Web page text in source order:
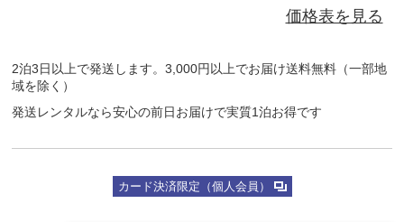
価格表を見る
2泊3日以上で発送します。3,000円以上でお届け送料無料（一部地
域を除く）
発送レンタルなら安心の前日お届けで実質1泊お得です
カード決済限定（個人会員）